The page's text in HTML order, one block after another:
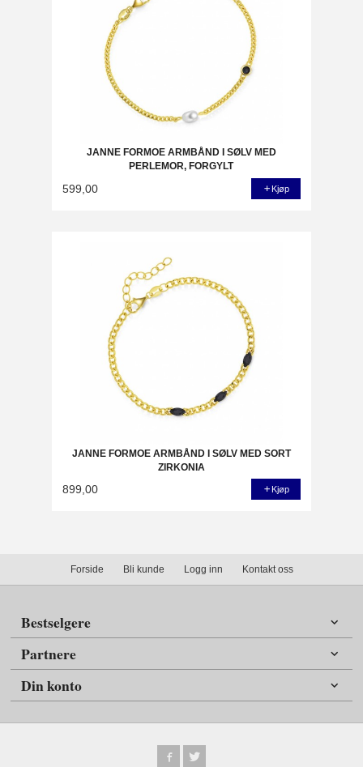
JANNE FORMOE ARMBÅND I SØLV MED
PERLEMOR, FORGYLT
599,00 Kjøp
JANNE FORMOE ARMBÅND I SØLV MED SORT
ZIRKONIA
899,00 Kjøp
Forside Bli kunde Logg inn Kontakt oss
Bestselgere
Partnere
Din konto